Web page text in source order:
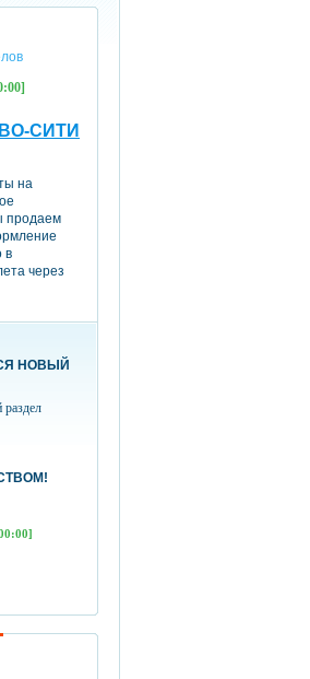
СИТИ
на
продаем
в
через
НОВЫЙ